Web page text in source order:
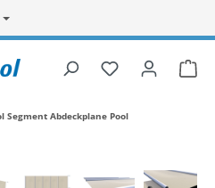
Du hast 0
Segment Abdeckplane Pool